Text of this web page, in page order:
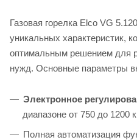
Газовая горелка Elco VG
уникальных характеристик,
оптимальным решением для
нужд. Основные параметры
Электронное
диапазоне от 750 до 1200
Полная автоматизация